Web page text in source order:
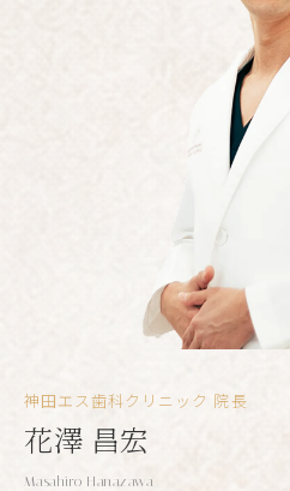
神田エス歯科クリニック 院長
花澤 昌宏
Masahiro Hanazawa